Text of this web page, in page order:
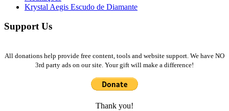
Krystal Aegis Escudo de Diamante
Support Us
All donations help provide free content, tools and website support. We have NO
3rd party ads on our site. Your gift will make a difference!
Thank you!